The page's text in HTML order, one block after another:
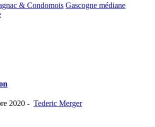
& Condomois Gascogne médiane
2020 - Tederic Merger